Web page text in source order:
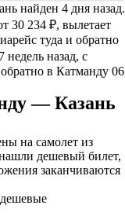
найден 4 дня назад.
30 234 ₽, вылетает
туда и обратно
недель назад, с
в Катманду 06
— Казань
на самолет из
дешевый билет,
заканчиваются